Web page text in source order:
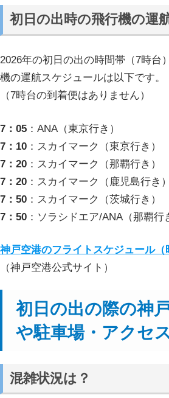
初日の出時の飛行機の運
2026年の初日の出の時間帯（7時台
機の運航スケジュールは以下です。
（7時台の到着便はありません）
7：05 ：ANA（東京行き）
7：10 ：スカイマーク（東京行き）
7：20 ：スカイマーク（那覇行き）
7：20 ：スカイマーク（鹿児島行き）
7：50 ：スカイマーク（茨城行き）
7：50 ：ソラシドエア/ANA（那覇行
神戸空港のフライトスケジュール（
（神戸空港公式サイト）
初日の出の際の神
や駐車場・アクセ
混雑状況は？